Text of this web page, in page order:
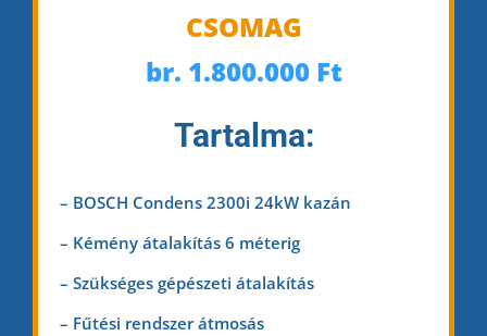
CSOMAG
br. 1.800.000 Ft
Tartal ma:
– BOSCH Condens 2300i 24kW kazán
– Kémény átalakítás 6 méterig
– Szükséges gépészeti átalakítás
– Fűtési rendszer átmosás